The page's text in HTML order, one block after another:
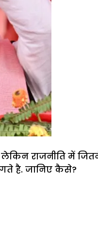
लेकिन राजनीति में
है. जानिए कैसे?